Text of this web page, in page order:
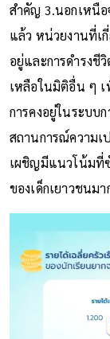
สำคัญ 3.นอกเหนือ
แล้ว หน่วยงานที่เ
อยู่และการดำรง
เหลือในมิติอื่น ๆ
การคงอยู่ในระบบ
สถานการณ์ความเ
เผชิญมีแนวโน้มที่
ของเด็กเยาวชนม